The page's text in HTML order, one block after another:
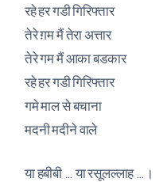
रहे हर गडी गिरिफ्तार
तेरे ग़म मैं तेरा अत्तार
तेरे गम मैं आका बडकार
रहे हर गडी गिरिफ्तार
गमे माल से बचाना
मदनी मदीने वाले
या हबीबी … या रसूलल्लाह …।